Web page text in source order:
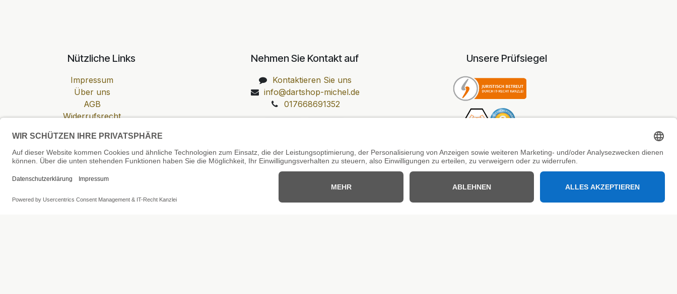
Nützliche Links
Impressum
Über uns
AGB
Widerrufsrecht
Zahlung & Versand
Cookie-Einstellungen
Nehmen Sie Kontakt auf
Kontaktieren Sie uns
info@dartshop-michel.de
017668691352
Unsere Prüfsiegel